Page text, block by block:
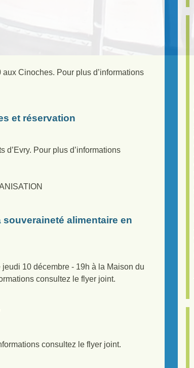
Cinoches. Pour plus d’informations
et réservation
Pour plus d’informations
alimentaire en
10 décembre - 19h à la Maison du
consultez le flyer joint.
consultez le flyer joint.